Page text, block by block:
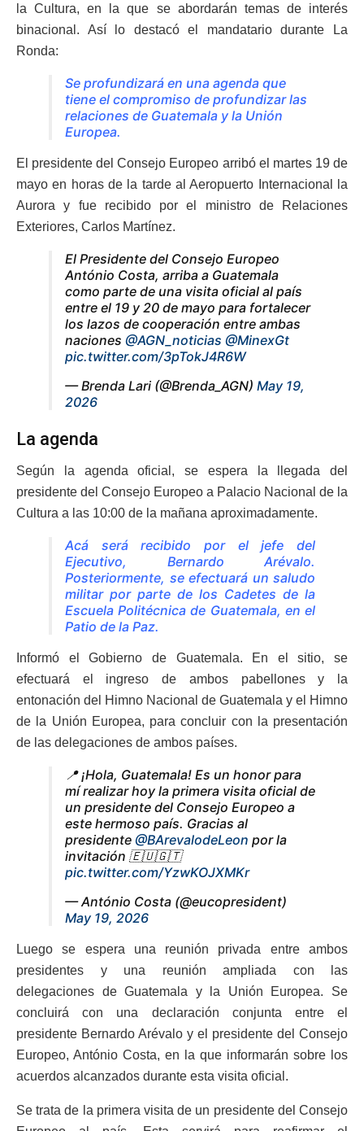
la Cultura, en la que se abordarán temas de interés
binacional. Así lo destacó el mandatario durante La
Ronda:
Se profundizará en una agenda que
tiene el compromiso de profundizar las
relaciones de Guatemala y la Unión
Europea.
El presidente del Consejo Europeo arribó el martes 19 de
mayo en horas de la tarde al Aeropuerto Internacional la
Aurora y fue recibido por el ministro de Relaciones
Exteriores, Carlos Martínez.
El Presidente del Consejo Europeo
António Costa, arriba a Guatemala
como parte de una visita oficial al país
entre el 19 y 20 de mayo para fortalecer
los lazos de cooperación entre ambas
naciones @AGN_noticias @MinexGt
pic.twitter.com/3pTokJ4R6W
— Brenda Lari (@Brenda_AGN) May 19,
2026
La agenda
Según la agenda oficial, se espera la llegada del
presidente del Consejo Europeo a Palacio Nacional de la
Cultura a las 10:00 de la mañana aproximadamente.
Acá será recibido por el jefe del
Ejecutivo, Bernardo Arévalo.
Posteriormente, se efectuará un saludo
militar por parte de los Cadetes de la
Escuela Politécnica de Guatemala, en el
Patio de la Paz.
Informó el Gobierno de Guatemala. En el sitio, se
efectuará el ingreso de ambos pabellones y la
entonación del Himno Nacional de Guatemala y el Himno
de la Unión Europea, para concluir con la presentación
de las delegaciones de ambos países.
📍 ¡Hola, Guatemala! Es un honor para
mí realizar hoy la primera visita oficial de
un presidente del Consejo Europeo a
este hermoso país. Gracias al
presidente @BArevalodeLeon por la
invitación 🇪🇺🇬🇹
pic.twitter.com/YzwKOJXMKr
— António Costa (@eucopresident)
May 19, 2026
Luego se espera una reunión privada entre ambos
presidentes y una reunión ampliada con las
delegaciones de Guatemala y la Unión Europea. Se
concluirá con una declaración conjunta entre el
presidente Bernardo Arévalo y el presidente del Consejo
Europeo, António Costa, en la que informarán sobre los
acuerdos alcanzados durante esta visita oficial.
Se trata de la primera visita de un presidente del Consejo